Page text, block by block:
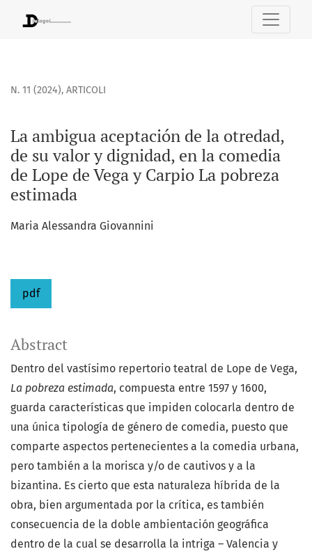
La ambigua aceptación de la otredad, de su valor y
N. 11 (2024), ARTICOLI
La ambigua aceptación de la otredad,
de su valor y dignidad, en la comedia
de Lope de Vega y Carpio La pobreza
estimada
Maria Alessandra Giovannini
pdf
Abstract
Dentro del vastísimo repertorio teatral de Lope de Vega,
La pobreza estimada, compuesta entre 1597 y 1600,
guarda características que impiden colocarla dentro de
una única tipología de género de comedia, puesto que
comparte aspectos pertenecientes a la comedia urbana,
pero también a la morisca y/o de cautivos y a la
bizantina. Es cierto que esta naturaleza híbrida de la
obra, bien argumentada por la crítica, es también
consecuencia de la doble ambientación geográfica
dentro de la cual se desarrolla la intriga – Valencia y